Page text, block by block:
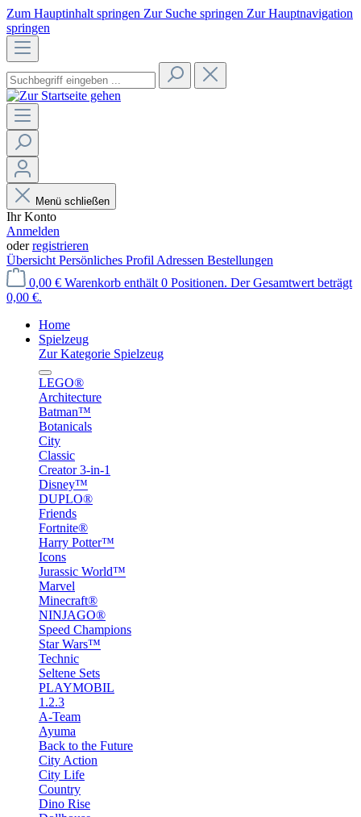
Zum Hauptinhalt springen Zur Suche springen Zur Hauptnavigation
springen
Menü schließen
Ihr Konto
Anmelden
oderregistrieren
Übersicht Persönliches Profil Adressen Bestellungen
0,00 € Warenkorb enthält 0 Positionen. Der Gesamtwert beträgt
0,00 €.
Home
Spielzeug
Zur Kategorie Spielzeug
LEGO®
Architecture
Batman™
Botanicals
City
Classic
Creator 3-in-1
Disney™
DUPLO®
Friends
Fortnite®
Harry Potter™
Icons
Jurassic World™
Marvel
Minecraft®
NINJAGO®
Speed Champions
Star Wars™
Technic
Seltene Sets
PLAYMOBIL
1.2.3
A-Team
Ayuma
Back to the Future
City Action
City Life
Country
Dino Rise